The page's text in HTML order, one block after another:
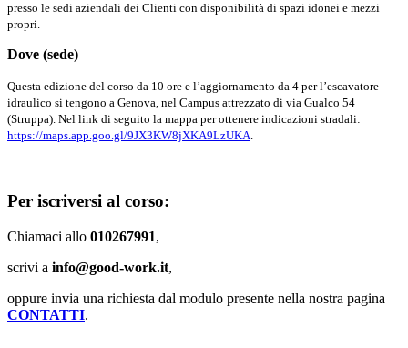
presso le sedi aziendali dei Clienti con disponibilità di spazi idonei e mezzi
propri.
Dove (sede)
Questa edizione del corso da 10 ore e l’aggiornamento da 4 per l’escavatore
idraulico si tengono a Genova, nel Campus attrezzato di via Gualco 54
(Struppa). Nel link di seguito la mappa per ottenere indicazioni stradali:
https://maps.app.goo.gl/9JX3KW8jXKA9LzUKA.
Per iscriversi al corso:
Chiamaci allo 010267991,
scrivi a info@good-work.it,
oppure invia una richiesta dal modulo presente nella nostra pagina
CONTATTI.